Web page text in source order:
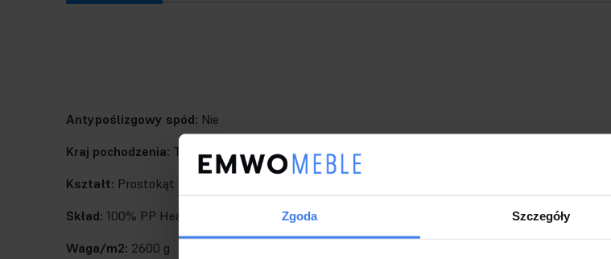
Zgoda Szczegóły
Antypoślizgowy spód: Nie
Kraj pochodzenia: Turcja
Kształt: Prostokąt
Skład: 100% PP Heat Set Frise
Waga/m2: 2600 g